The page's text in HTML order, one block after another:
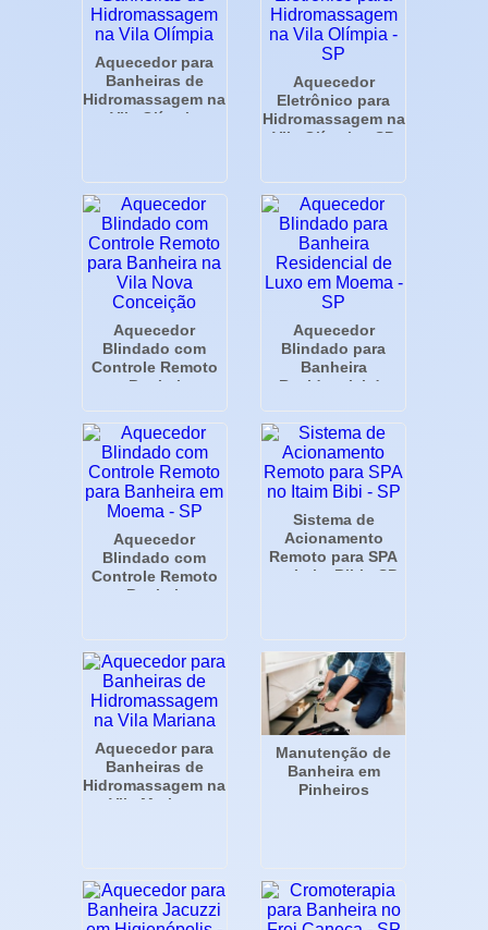
Aquecedor para
Banheiras de
Hidromassagem na
Vila Olímpia
Aquecedor
Eletrônico para
Hidromassagem na
Vila Olímpia - SP
Aquecedor
Blindado com
Controle Remoto
para Banheira na
Conceição
Aquecedor
Blindado para
Banheira
Residencial de
SP
Aquecedor
Blindado com
Controle Remoto
para Banheira em
Sistema de
Acionamento
Remoto para SPA
no Itaim Bibi - SP
Aquecedor para
Banheiras de
Hidromassagem na
Vila Mariana
Manutenção de
Banheira em
Pinheiros